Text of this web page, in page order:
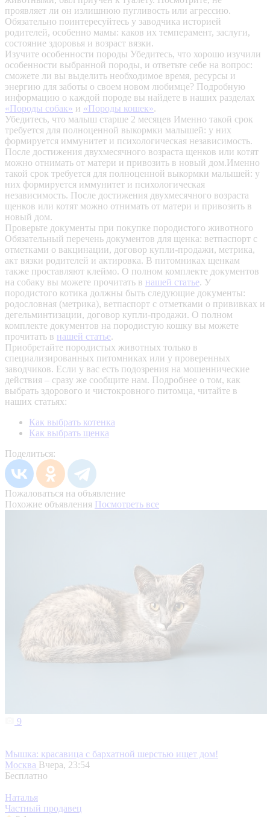
проявляет ли он излишнюю пугливость или агрессию.
Обязательно поинтересуйтесь у заводчика историей
родителей, особенно мамы: каков их темперамент, заслуги,
состояние здоровья и возраст вязки.
Изучите особенности породы Убедитесь, что хорошо изучили
особенности выбранной породы, и ответьте себе на вопрос:
сможете ли вы выделить необходимое время, ресурсы и
энергию для заботы о своем новом любимце? Подробную
информацию о каждой породе вы найдете в наших разделах
«Породы собак» и «Породы кошек».
Убедитесь, что малыш старше 2 месяцев Именно такой срок
требуется для полноценной выкормки малышей: у них
формируется иммунитет и психологическая независимость.
После достижения двухмесячного возраста щенков или котят
можно отнимать от матери и привозить в новый дом.Именно
такой срок требуется для полноценной выкормки малышей: у
них формируется иммунитет и психологическая
независимость. После достижения двухмесячного возраста
щенков или котят можно отнимать от матери и привозить в
новый дом.
Проверьте документы при покупке породистого животного
Обязательный перечень документов для щенка: ветпаспорт с
отметками о вакцинации, договор купли-продажи, метрика,
акт вязки родителей и актировка. В питомниках щенкам
также проставляют клеймо. О полном комплекте документов
на собаку вы можете прочитать в нашей статье. У
породистого котика должны быть следующие документы:
родословная (метрика), ветпаспорт с отметками о прививках и
дегельминтизации, договор купли-продажи. О полном
комплекте документов на породистую кошку вы можете
прочитать в нашей статье.
Приобретайте породистых животных только в
специализированных питомниках или у проверенных
заводчиков. Если у вас есть подозрения на мошеннические
действия – сразу же сообщите нам. Подробнее о том, как
выбрать здорового и чистокровного питомца, читайте в
наших статьях:
Как выбрать котенка
Как выбрать щенка
Поделиться:
Пожаловаться на объявление
Похожие объявления Посмотреть все
9
Мышка: красавица с бархатной шерстью ищет дом!
Москва Вчера, 23:54
Бесплатно
Наталья
Частный продавец